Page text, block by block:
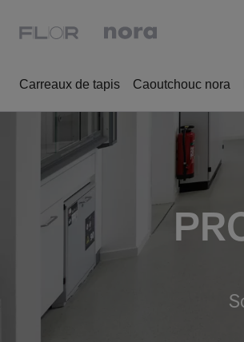
Carreaux de tapis Caoutchouc nora